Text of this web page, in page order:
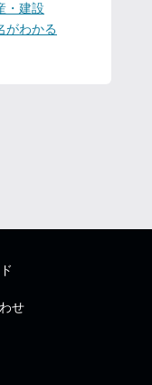
・建設
がわかる
せ